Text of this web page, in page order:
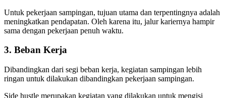
Untuk pekerjaan sampingan, tujuan utama dan terpentingnya adalah
meningkatkan pendapatan. Oleh karena itu, jalur kariernya hampir
sama dengan pekerjaan penuh waktu.
3. Beban Kerja
Dibandingkan dari segi beban kerja, kegiatan sampingan lebih
ringan untuk dilakukan dibandingkan pekerjaan sampingan.
Side hustle merupakan kegiatan yang dilakukan untuk mengisi